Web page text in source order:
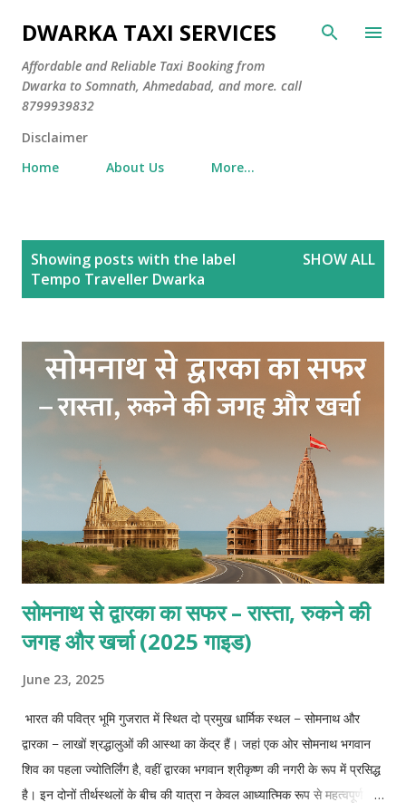
Skip to main content
DWARKA TAXI SERVICES
Affordable and Reliable Taxi Booking from
Dwarka to Somnath, Ahmedabad, and more. call
8799939832
Disclaimer
Home
About Us More…
Showing posts with the label
Tempo Traveller Dwarka
SHOW ALL
सोमनाथ से द्वारका का सफर – रास्ता, रुकने की
जगह और खर्चा (2025 गाइड)
June 23, 2025
भारत की पवित्र भूमि गुजरात में स्थित दो प्रमुख धार्मिक स्थल – सोमनाथ और
द्वारका – लाखों श्रद्धालुओं की आस्था का केंद्र हैं। जहां एक ओर सोमनाथ भगवान
शिव का पहला ज्योतिर्लिंग है, वहीं द्वारका भगवान श्रीकृष्ण की नगरी के रूप में प्रसिद्ध
है। इन दोनों तीर्थस्थलों के बीच की यात्रा न केवल आध्यात्मिक रूप से महत्वपूर्ण है,